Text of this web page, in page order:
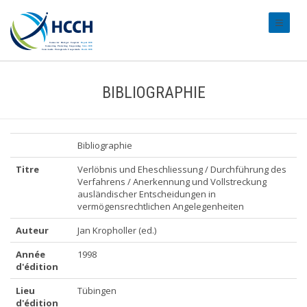
BIBLIOGRAPHIE
Bibliographie
Titre
Verlöbnis und Eheschliessung / Durchführung des
Verfahrens / Anerkennung und Vollstreckung
ausländischer Entscheidungen in
vermögensrechtlichen Angelegenheiten
Auteur
Jan Kropholler (ed.)
Année
d'édition
1998
Lieu
d'édition
Tübingen